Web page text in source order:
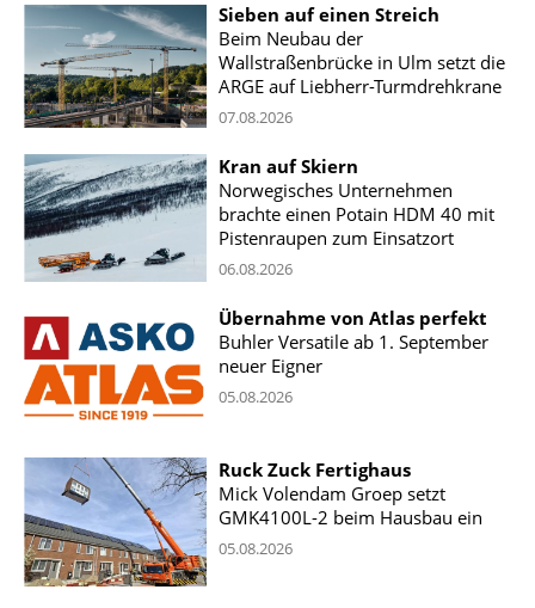
Sieben auf einen Streich
Beim Neubau der
Wallstraßenbrücke in Ulm setzt die
ARGE auf Liebherr-Turmdrehkrane
07.08.2026
Kran auf Skiern
Norwegisches Unternehmen
brachte einen Potain HDM 40 mit
Pistenraupen zum Einsatzort
06.08.2026
Übernahme von Atlas perfekt
Buhler Versatile ab 1. September
neuer Eigner
05.08.2026
Ruck Zuck Fertighaus
Mick Volendam Groep setzt
GMK4100L-2 beim Hausbau ein
05.08.2026